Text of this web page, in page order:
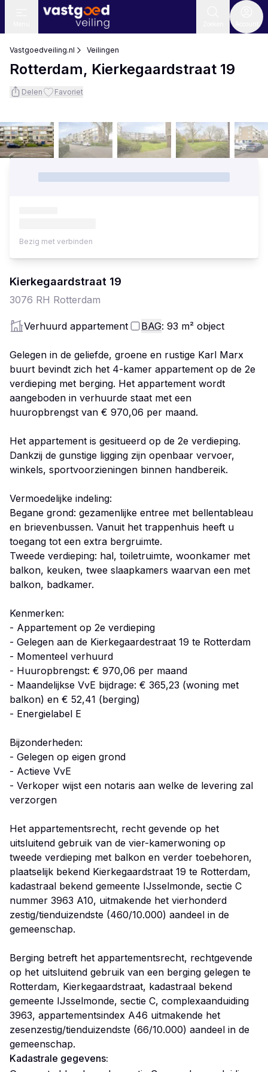
Vastgoedveiling.nl Veilingen
Rotterdam, Kierkegaardstraat 19
Delen Favoriet
Kierkegaardstraat 19
3076 RH Rotterdam
Verhuurd appartement BAG: 93 m² object
Gelegen in de geliefde, groene en rustige Karl Marx
buurt bevindt zich het 4-kamer appartement op de 2e
verdieping met berging. Het appartement wordt
aangeboden in verhuurde staat met een
huuropbrengst van € 970,06 per maand.
Het appartement is gesitueerd op de 2e verdieping.
Dankzij de gunstige ligging zijn openbaar vervoer,
winkels, sportvoorzieningen binnen handbereik.
Vermoedelijke indeling:
Begane grond: gezamenlijke entree met bellentableau
en brievenbussen. Vanuit het trappenhuis heeft u
toegang tot een extra bergruimte.
Tweede verdieping: hal, toiletruimte, woonkamer met
balkon, keuken, twee slaapkamers waarvan een met
balkon, badkamer.
Kenmerken:
- Appartement op 2e verdieping
- Gelegen aan de Kierkegaardestraat 19 te Rotterdam
- Momenteel verhuurd
- Huuropbrengst: € 970,06 per maand
- Maandelijkse VvE bijdrage: € 365,23 (woning met
balkon) en € 52,41 (berging)
- Energielabel E
Bijzonderheden:
- Gelegen op eigen grond
- Actieve VvE
- Verkoper wijst een notaris aan welke de levering zal
verzorgen
Het appartementsrecht, recht gevende op het
uitsluitend gebruik van de vier-kamerwoning op
tweede verdieping met balkon en verder toebehoren,
plaatselijk bekend Kierkegaardstraat 19 te Rotterdam,
kadastraal bekend gemeente IJsselmonde, sectie C
nummer 3963 A10, uitmakende het vierhonderd
zestig/tienduizendste (460/10.000) aandeel in de
gemeenschap.
Berging betreft het appartementsrecht, rechtgevende
op het uitsluitend gebruik van een berging gelegen te
Rotterdam, Kierkegaardstraat, kadastraal bekend
gemeente IJsselmonde, sectie C, complexaanduiding
3963, appartementsindex A46 uitmakende het
zesenzestig/tienduizendste (66/10.000) aandeel in de
gemeenschap.
Kadastrale gegevens:
Bezig met verbinden